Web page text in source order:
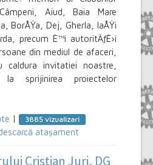
Aiud, Baia Mare
BorÅŸa, Dej, Gherla, IaÅŸi
precum È™i autoritÄƒÈ›i
din mediul de afaceri,
caldura invitatiei noastre,
la sprijinirea proiectelor
| 3885 vizualizari
atașament
Cristian Jurj, DG